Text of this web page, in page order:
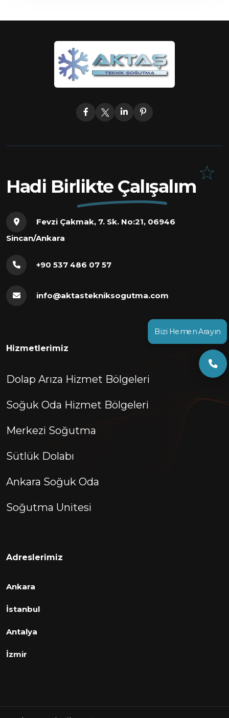
Bizi Hemen Arayın
Hadi Birlikte Çalışalım
Fevzi Çakmak, 7. Sk. No:21, 06946
Sincan/Ankara
+90 537 486 07 57
info@aktastekniksogutma.com
Hizmetlerimiz
Dolap Arıza Hizmet Bölgeleri
Soğuk Oda Hizmet Bölgeleri
Merkezi Soğutma
Sütlük Dolabı
Ankara Soğuk Oda
Soğutma Unitesi
Adreslerimiz
Ankara
İstanbul
Antalya
İzmir